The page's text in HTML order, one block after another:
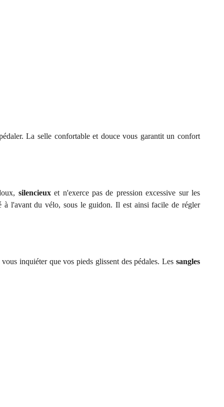
La selle confortable et douce vous garantit un confort
silencieuxet n'exerce pas de pression excessive sur les
à l'avant du vélo, sous le guidon. Il est ainsi facile de régler
inquiéter que vos pieds glissent des pédales. Les sangles